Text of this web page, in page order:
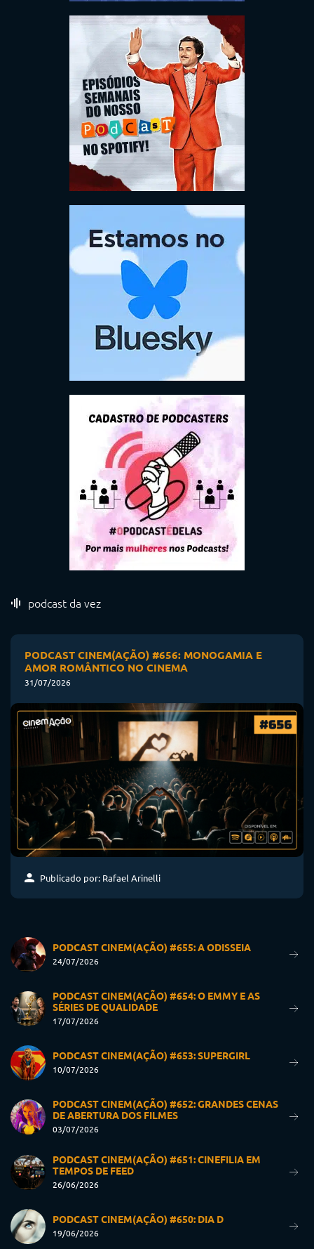
podcast da vez
AMOR ROMÂNTICO NO CINEMA
Publicado por: Rafael Arinelli
24/07/2026
SÉRIES DE QUALIDADE
17/07/2026
PODCAST CINEM(AÇÃO) #653: SUPERGIRL
10/07/2026
DE ABERTURA DOS FILMES
03/07/2026
PODCAST CINEM(AÇÃO) #651: CINEFILIA EM
TEMPOS DE FEED
26/06/2026
PODCAST CINEM(AÇÃO) #650: DIA D
19/06/2026
CRIMES CAPITAIS
12/06/2026